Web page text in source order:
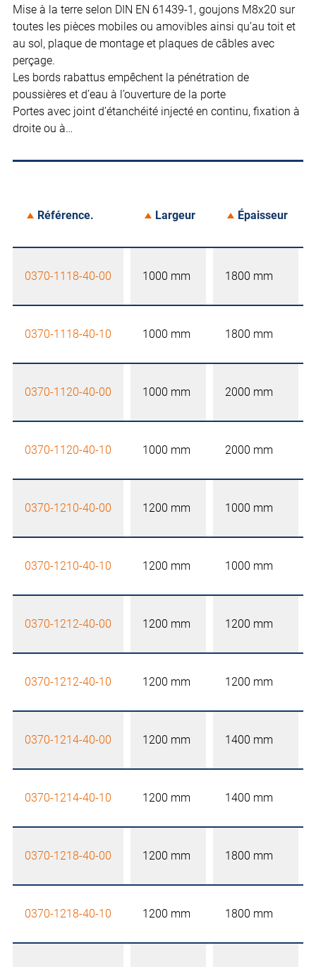
Mise à la terre selon DIN EN 61439-1, goujons M8x20 sur
toutes les pièces mobiles ou amovibles ainsi qu’au toit et
au sol, plaque de montage et plaques de câbles avec
perçage.
Les bords rabattus empêchent la pénétration de
poussières et d’eau à l’ouverture de la porte
Portes avec joint d’étanchéité injecté en continu, fixation à
droite ou à…
Référence. Largeur Épaisseur
0370-1118-40-00 1000 mm 1800 mm
0370-1118-40-10 1000 mm 1800 mm
0370-1120-40-00 1000 mm 2000 mm
0370-1120-40-10 1000 mm 2000 mm
0370-1210-40-00 1200 mm 1000 mm
0370-1210-40-10 1200 mm 1000 mm
0370-1212-40-00 1200 mm 1200 mm
0370-1212-40-10 1200 mm 1200 mm
0370-1214-40-00 1200 mm 1400 mm
0370-1214-40-10 1200 mm 1400 mm
0370-1218-40-00 1200 mm 1800 mm
0370-1218-40-10 1200 mm 1800 mm